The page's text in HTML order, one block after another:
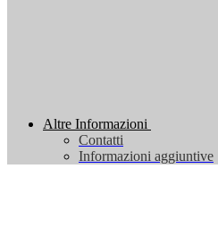
Altre Informazioni
Contatti
Informazioni aggiuntive